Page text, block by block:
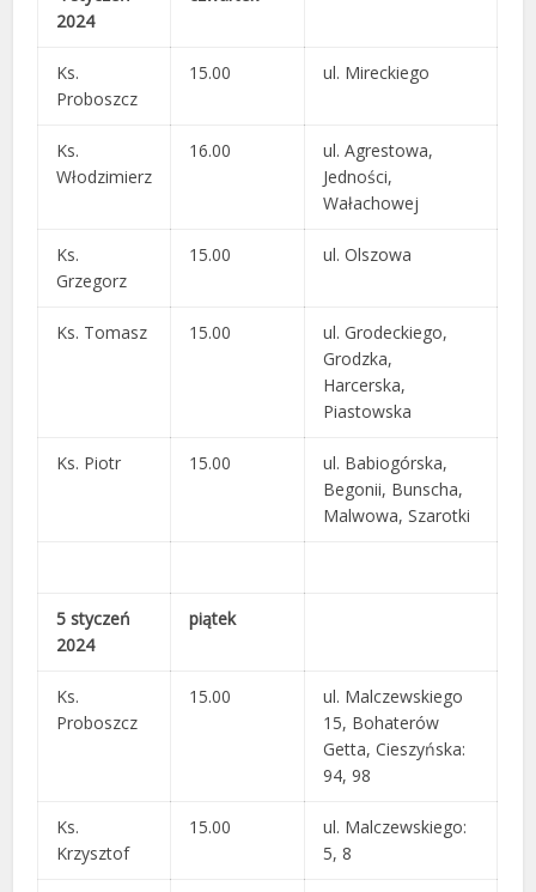
2024
Ks.
Proboszcz
15.00 ul. Mireckiego
Ks.
Włodzimierz
16.00
ul. Agrestowa,
Jedności,
Wałachowej
Ks.
Grzegorz
15.00 ul. Olszowa
Ks. Tomasz 15.00
ul. Grodeckiego,
Grodzka,
Harcerska,
Piastowska
Ks. Piotr 15.00
ul. Babiogórska,
Begonii, Bunscha,
Malwowa, Szarotki
5 styczeń
2024
piątek
Ks.
Proboszcz
15.00
ul. Malczewskiego
15, Bohaterów
Getta, Cieszyńska:
94, 98
Ks.
Krzysztof
15.00
ul. Malczewskiego:
5, 8